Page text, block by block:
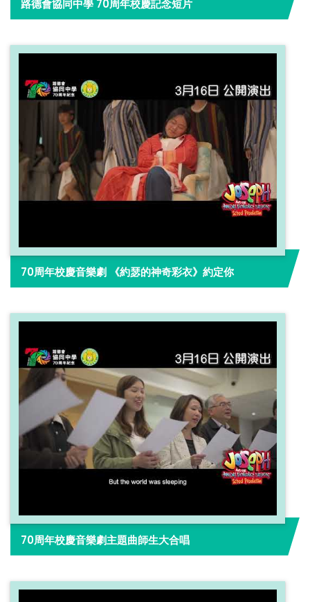
路德會協同中學 70周年校慶記念短片
70周年校慶音樂劇 《約瑟的神奇彩衣》約定你
70周年校慶音樂劇主題曲師生大合唱